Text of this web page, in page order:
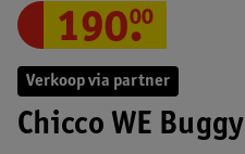
Verkoop via partner
Chicco WE Buggy
190.
00